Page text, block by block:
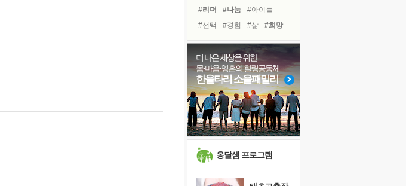
졸업식 사진을 보며
아픈 아버지를 위한 공간 설계
극심한 변비, 어깨결림, 수면 장애
보고 싶은 어머니
유년 시절의 부산 영도 바다
못된 꼰대들
거울 속의 나
희망이란
'모른다'는 것
#리더
#나눔
#아이들
#선택
#경험 #삶
#희망
#링컨학교
#독서캠프
#다짐
#사람
#계획
#극복
#독서
#비전캠프
#바이러스
#유튜브
#명상
더 나은 세상을 위한
몸·마음·영혼의 힐링공동체
한울타리 소울패밀리
옹달샘 프로그램